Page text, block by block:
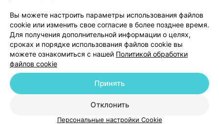
Персональные настройки cookie
Обработка персональных данных
© 2026 ООО «Артокс Лаб», УНП 191700409| 220012, Республика Беларусь,
г. Минск, улица Толбухина, 2, пом. 16 | help@103.by
Служба поддержки +375 291212755
Вы можете настроить параметры использования файлов
cookie или изменить свое согласие в более позднее время.
Для получения дополнительной информации о целях,
сроках и порядке использования файлов cookie вы
можете ознакомиться с нашей Политикой обработки
файлов cookie
Отклонить
Принять
Персональные настройки Cookie